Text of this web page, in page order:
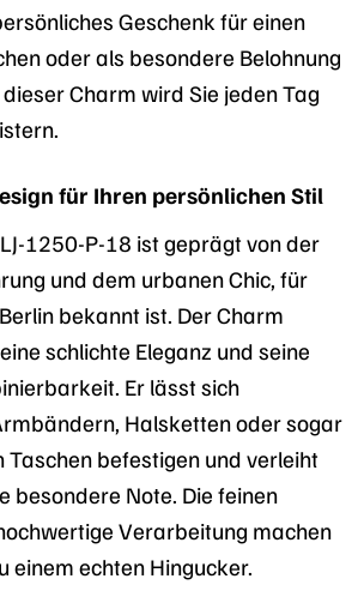
Geschenk für einen
oder als besondere Belohnung
Charm wird Sie jeden Tag
für Ihren persönlichen Stil
1250-P-18 ist geprägt von der
und dem urbanen Chic, für
bekannt ist. Der Charm
schlichte Eleganz und seine
Er lässt sich
Halsketten oder sogar
Taschen befestigen und verleiht
besondere Note. Die feinen
Verarbeitung machen
einem echten Hingucker.